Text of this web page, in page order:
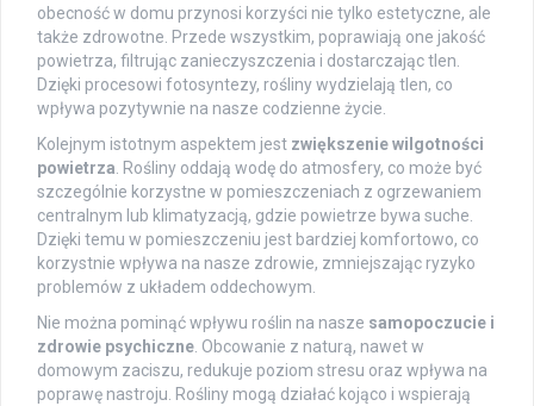
obecność w domu przynosi korzyści nie tylko estetyczne, ale
także zdrowotne. Przede wszystkim, poprawiają one jakość
powietrza, filtrując zanieczyszczenia i dostarczając tlen.
Dzięki procesowi fotosyntezy, rośliny wydzielają tlen, co
wpływa pozytywnie na nasze codzienne życie.
Kolejnym istotnym aspektem jest zwiększenie wilgotności
powietrza . Rośliny oddają wodę do atmosfery, co może być
szczególnie korzystne w pomieszczeniach z ogrzewaniem
centralnym lub klimatyzacją, gdzie powietrze bywa suche.
Dzięki temu w pomieszczeniu jest bardziej komfortowo, co
korzystnie wpływa na nasze zdrowie, zmniejszając ryzyko
problemów z układem oddechowym.
Nie można pominąć wpływu roślin na nasze samopoczucie i
zdrowie psychiczne . Obcowanie z naturą, nawet w
domowym zaciszu, redukuje poziom stresu oraz wpływa na
poprawę nastroju. Rośliny mogą działać kojąco i wspierają